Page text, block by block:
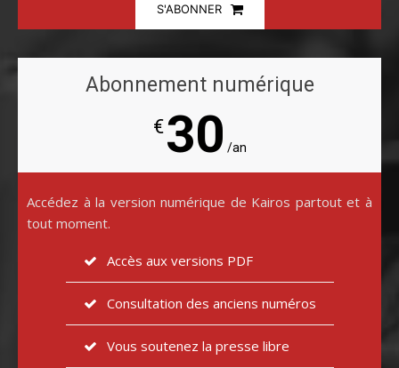
S'ABONNER
Abonnement numérique
€30 /an
Accédez à la version numérique de Kairos partout et à
tout moment.
Accès aux versions PDF
Consultation des anciens numéros
Vous soutenez la presse libre